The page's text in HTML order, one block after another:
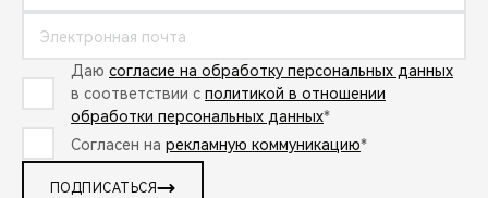
Даю согласие на обработку персональных данных
в соответствии с политикой в отношении
обработки персональных данных*
Согласен на рекламную коммуникацию*
ПОДПИСАТЬСЯ